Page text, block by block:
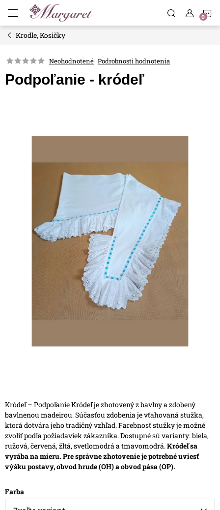
obsah
Krodle, Kosičky
Neohodnotené Podrobnosti hodnotenia
Podpoľanie - kródeľ
Kródeľ – PodpoľanieKródeľ je zhotovený z bavlny a zdobený
bavlnenou madeirou. Súčasťou zdobenia je vťahovaná stužka,
ktorá dotvára jeho tradičný vzhľad.Farebnosť stužky je možné
zvoliť podľa požiadaviek zákazníka. Dostupné sú varianty: biela,
ružová, červená, žltá, svetlomodrá a tmavomodrá.Kródeľ sa
vyrába na mieru. Pre správne zhotovenie je potrebné uviesť
výšku postavy, obvod hrude (OH) a obvod pása (OP).
Farba